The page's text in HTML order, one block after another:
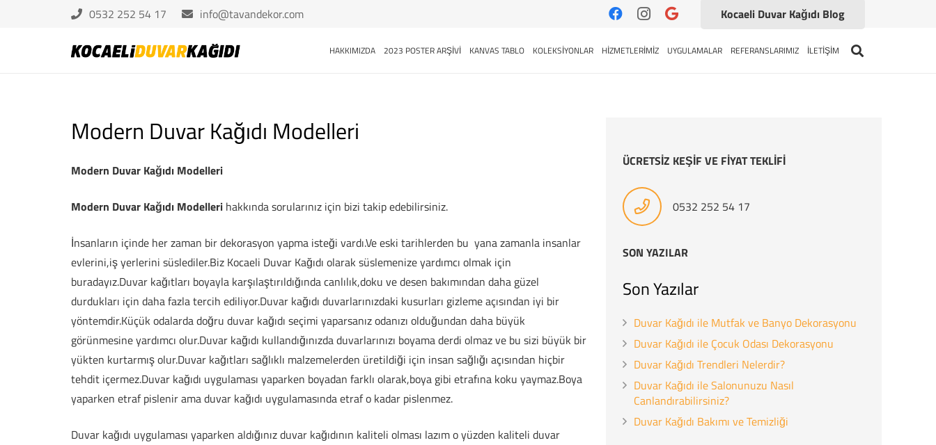
0532 252 54 17 info@tavandekor.com Kocaeli Duvar Kağıdı Blog
HAKKIMIZDA 2023 POSTER ARŞİVİ KANVAS TABLO KOLEKSİYONLAR HİZMETLERİMİZ UYGULAMALAR REFERANSLARIMIZ İLETİŞİM
Modern Duvar Kağıdı Modelleri
Modern Duvar Kağıdı Modelleri
Modern Duvar Kağıdı Modelleri hakkında sorularınız için bizi takip edebilirsiniz.
İnsanların içinde her zaman bir dekorasyon yapma isteği vardı.Ve eski tarihlerden bu yana zamanla insanlar
evlerini,iş yerlerini süslediler.Biz Kocaeli Duvar Kağıdı olarak süslemenize yardımcı olmak için
buradayız.Duvar kağıtları boyayla karşılaştırıldığında canlılık,doku ve desen bakımından daha güzel
durdukları için daha fazla tercih ediliyor.Duvar kağıdı duvarlarınızdaki kusurları gizleme açısından iyi bir
yöntemdir.Küçük odalarda doğru duvar kağıdı seçimi yaparsanız odanızı olduğundan daha büyük
görünmesine yardımcı olur.Duvar kağıdı kullandığınızda duvarlarınızı boyama derdi olmaz ve bu sizi büyük bir
yükten kurtarmış olur.Duvar kağıtları sağlıklı malzemelerden üretildiği için insan sağlığı açısından hiçbir
tehdit içermez.Duvar kağıdı uygulaması yaparken boyadan farklı olarak,boya gibi etrafına koku yaymaz.Boya
yaparken etraf pislenir ama duvar kağıdı uygulamasında etraf o kadar pislenmez.
Duvar kağıdı uygulaması yaparken aldığınız duvar kağıdının kaliteli olması lazım o yüzden kaliteli duvar
ÜCRETSİZ KEŞİF VE FİYAT TEKLİFİ
0532 252 54 17
SON YAZILAR
Son Yazılar
Duvar Kağıdı ile Mutfak ve Banyo Dekorasyonu
Duvar Kağıdı ile Çocuk Odası Dekorasyonu
Duvar Kağıdı Trendleri Nelerdir?
Duvar Kağıdı ile Salonunuzu Nasıl
Canlandırabilirsiniz?
Duvar Kağıdı Bakımı ve Temizliği